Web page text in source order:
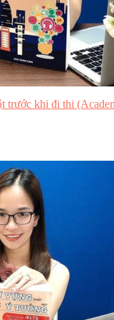
trước khi đi thi